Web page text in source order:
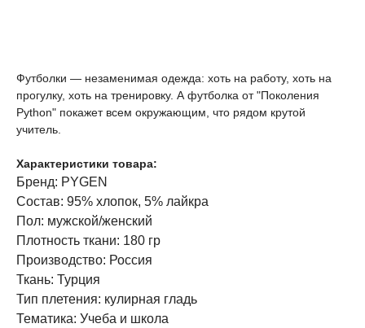
Футболки — незаменимая одежда: хоть на работу, хоть на
прогулку, хоть на тренировку. А футболка от "Поколения
Python" покажет всем окружающим, что рядом крутой
учитель.
Характеристики товара:
Бренд: PYGEN
Состав: 95% хлопок, 5% лайкра
Пол: мужской/женский
Плотность ткани: 180 гр
Производство: Россия
Ткань: Турция
Тип плетения: кулирная гладь
Тематика: Учеба и школа